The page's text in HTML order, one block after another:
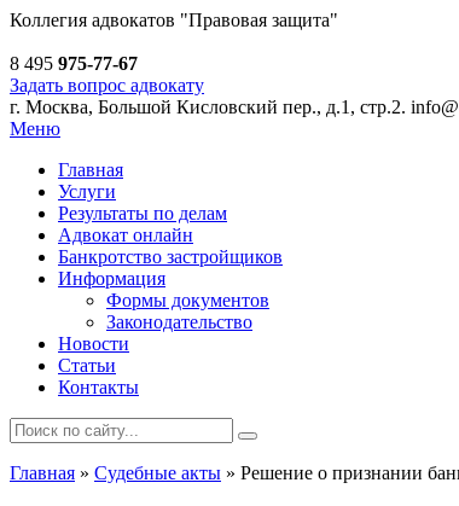
Коллегия адвокатов "Правовая защита"
8 495 975-77-67
Задать вопрос адвокату
г. Москва, Большой Кисловский пер., д.1, стр.2.
Меню
Главная
Услуги
Результаты по делам
Адвокат онлайн
Банкротство застройщиков
Информация
Формы документов
Законодательство
Новости
Статьи
Контакты
Главная » Судебные акты » Решение о признании